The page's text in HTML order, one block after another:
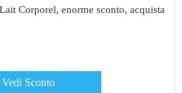
Corporel, enorme sconto, acquista
Vedi Sconto